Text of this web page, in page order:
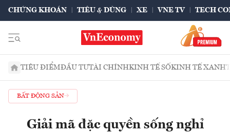
CHỨNG KHOÁN TIÊU & DÙNG XE VNE TV TECH
TIÊU ĐIỂMĐẦU TƯTÀI CHÍNHKINH TẾ SỐKINH TẾ XANH
BẤT ĐỘNG SẢN
Giải mã đặc quyền sống nghỉ